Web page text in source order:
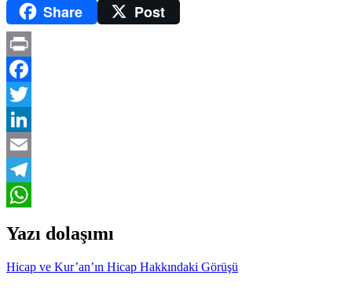
Share Post
Print
Facebook
Twitter
LinkedIn
Email
Telegram
Yazı dolaşımı
Hicap ve Kur’an’ın Hicap Hakkındaki Görüşü